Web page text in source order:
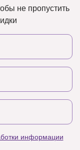
не пропустить
информации